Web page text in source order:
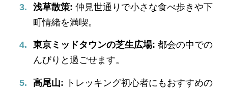
浅草散策: 仲見世通りで小さな食べ歩きや下
町情緒を満喫。
東京ミッドタウンの芝生広場: 都会の中での
んびりと過ごせます。
高尾山: トレッキング初心者にもおすすめの